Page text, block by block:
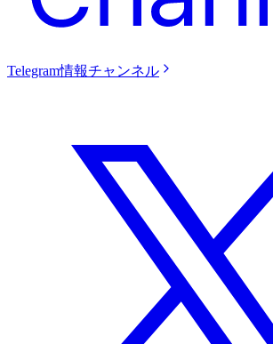
Telegram情報チャンネル